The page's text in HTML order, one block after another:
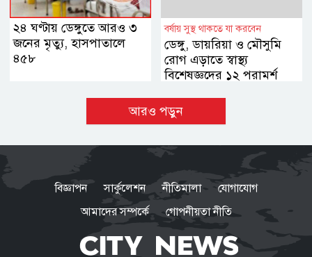
২৪ ঘণ্টায় ডেঙ্গুতে আরও ৩
জনের মৃত্যু, হাসপাতালে
৪৫৮
বর্ষায় সুস্থ থাকতে যা করবেন
ডেঙ্গু, ডায়রিয়া ও মৌসুমি
রোগ এড়াতে স্বাস্থ্য
বিশেষজ্ঞদের ১২ পরামর্শ
আরও পড়ুন
বিজ্ঞাপন সার্কুলেশন নীতিমালা
যোগাযোগ
আমাদের সম্পর্কে
গোপনীয়তা নীতি